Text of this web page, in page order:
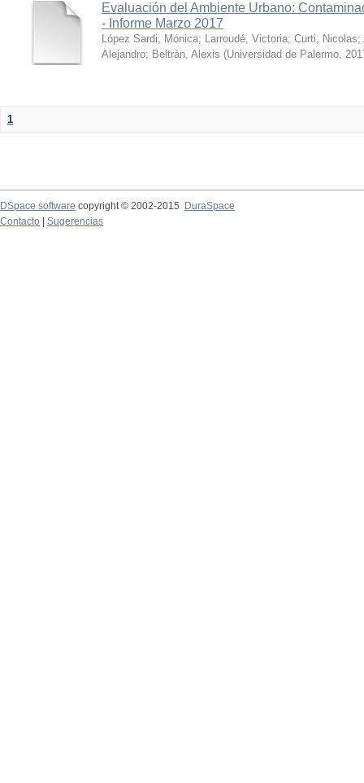
Evaluación del Ambiente Urbano:
- Informe Marzo 2017
López Sardi, Mónica; Larroudé, Victoria; Curti, Nicolas;
Alejandro; Beltrán, Alexis (Universidad de Palermo,
1
DSpace software copyright © 2002-2015
DuraSpace
Contacto
Sugerencias